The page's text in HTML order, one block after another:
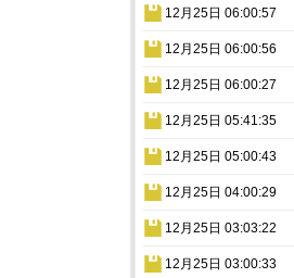
12月25日 06:00:57
12月25日 06:00:56
12月25日 06:00:27
12月25日 05:41:35
12月25日 05:00:43
12月25日 04:00:29
12月25日 03:03:22
12月25日 03:00:33